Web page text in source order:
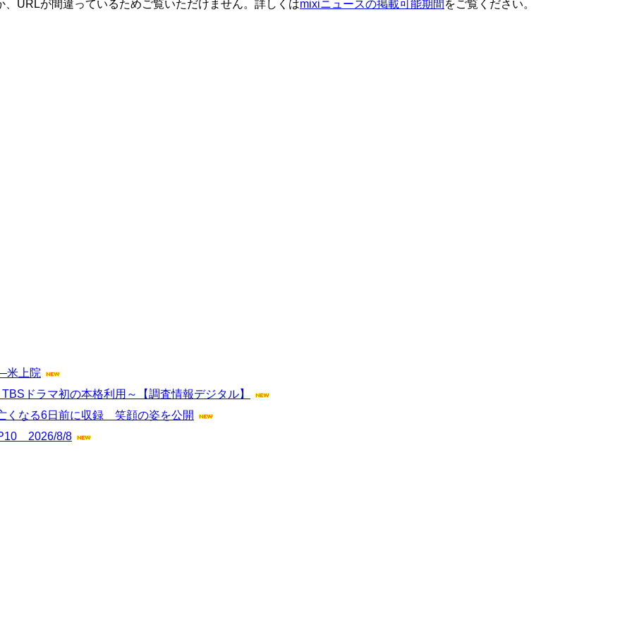
URLが間違っているためご覧いただけません。詳しくはmixiニュースの掲載可能期間 をご覧ください。
米上院
ドラマ初の本格利用～【調査情報デジタル】
くなる6日前に収録 笑顔の姿を公開
2026/8/8